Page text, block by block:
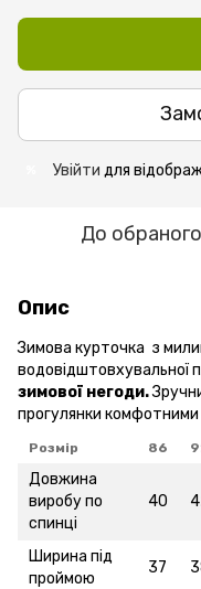
Увійти для
До обраного
Опис
Зимова курточка з
водовідштовхувальної
зимової негоди.
прогулянки комфотними
Розмір 86
Довжина
виробу по
спинці
40
Ширина під
проймою
37